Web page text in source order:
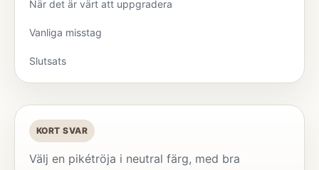
När det är värt att uppgradera
Vanliga misstag
Slutsats
KORT SVAR
Välj en pikétröja i neutral färg, med bra